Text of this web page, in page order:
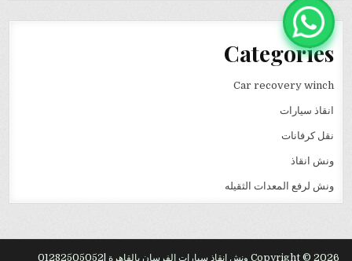
Categories
Car recovery winch
انقاذ سيارات
نقل كرفانات
ونش انقاذ
ونش لرفع المعدات الثقيله
Copyright © 2026 ونش انقاذ سيارات الفرسان بالقاهرة |01282505052